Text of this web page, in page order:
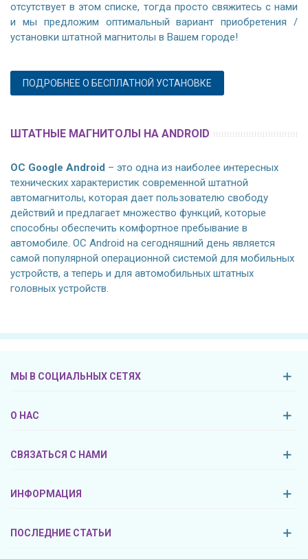
отсутствует в этом списке, тогда просто свяжитесь с нами
и мы предложим оптимальный вариант приобретения /
установки штатной магнитолы в Вашем городе!
ПОДРОБНЕЕ О БЕСПЛАТНОЙ УСТАНОВКЕ
ШТАТНЫЕ МАГНИТОЛЫ НА ANDROID
ОС Google Android – это одна из наиболее интересных
технических характеристик современной штатной
автомагнитолы, которая дает пользователю свободу
действий и предлагает множество функций, которые
способны обеспечить комфортное пребывание в
автомобиле. ОС Android на сегодняшний день является
самой популярной операционной системой для мобильных
устройств, а теперь и для автомобильных штатных
головных устройств.
МЫ В СОЦИАЛЬНЫХ СЕТЯХ
О НАС
СВЯЗАТЬСЯ С НАМИ
ИНФОРМАЦИЯ
ПОСЛЕДНИЕ СТАТЬИ